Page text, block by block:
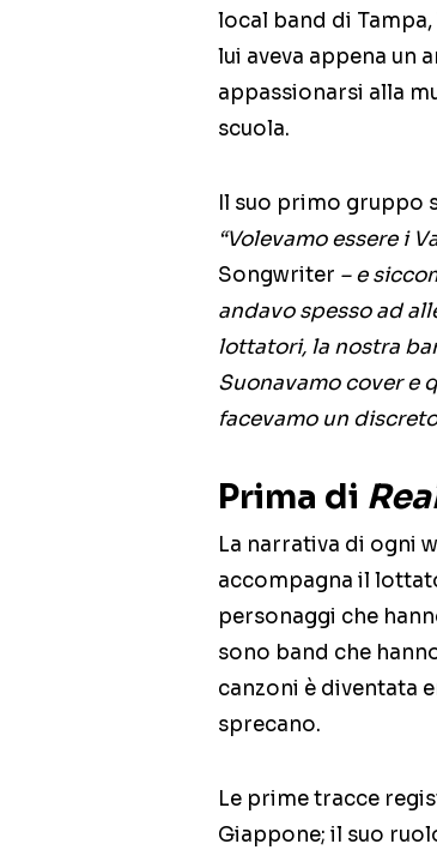
local band di
lui aveva appena un
appassionarsi alla
scuola.
Il suo primo gruppo
“Volevamo essere i
Songwriter – e
andavo spesso ad
lottatori, la nostra
Suonavamo cover e
facevamo un
Prima di
La narrativa di ogni
accompagna il
personaggi che
sono band che
canzoni è diventata
sprecano.
Le prime tracce
Giappone; il suo